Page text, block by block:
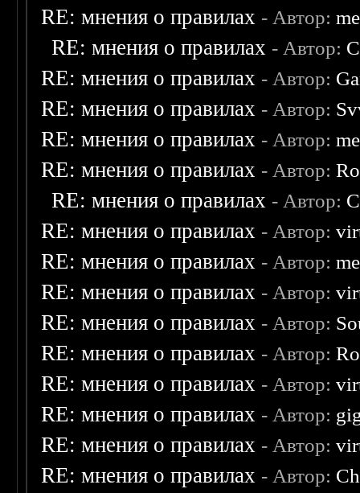
RE: мнения о правилах - Автор:
RE: мнения о правилах - Автор:
RE: мнения о правилах - Автор:
RE: мнения о правилах - Автор:
RE: мнения о правилах - Автор:
RE: мнения о правилах - Автор:
RE: мнения о правилах - Автор:
RE: мнения о правилах - Автор:
RE: мнения о правилах - Автор:
RE: мнения о правилах - Автор:
RE: мнения о правилах - Автор:
RE: мнения о правилах - Автор:
RE: мнения о правилах - Автор:
RE: мнения о правилах - Автор:
RE: мнения о правилах - Автор:
RE: мнения о правилах - Автор: